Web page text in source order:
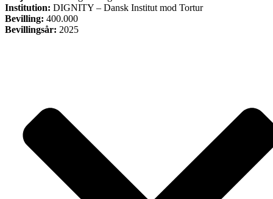
Institution: DIGNITY – Dansk Institut mod Tortur
Bevilling: 400.000
Bevillingsår: 2025